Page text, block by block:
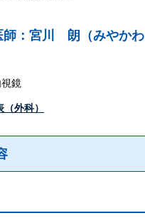
師：宮川 朗（みやか
鏡
外科）